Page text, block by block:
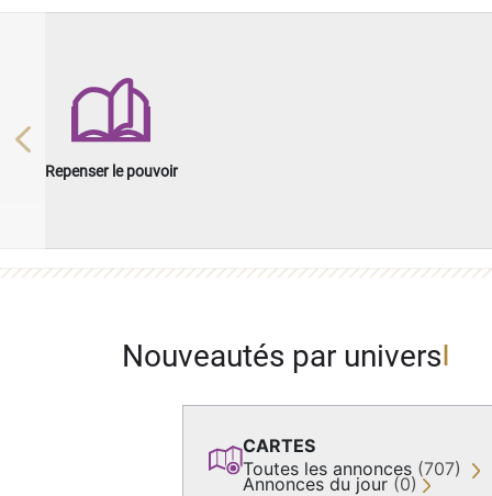
Repenser le pouvoir
Previous
Nouveautés par univers
CARTES
Toutes les annonces (707)
Annonces du jour (0)